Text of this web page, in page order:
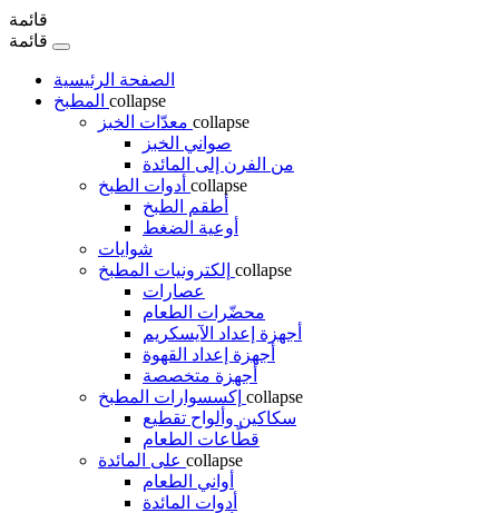
قائمة
قائمة
الصفحة الرئيسية
المطبخ collapse
معدّات الخبز collapse
صواني الخبز
من الفرن إلى المائدة
أدوات الطبخ collapse
أطقم الطبخ
أوعية الضغط
شوايات
إلكترونيات المطبخ collapse
عصارات
محضّرات الطعام
أجهزة إعداد الآيسكريم
أجهزة إعداد القهوة
أجهزة متخصصة
إكسسوارات المطبخ collapse
سكاكين وألواح تقطيع
قطّاعات الطعام
على المائدة collapse
أواني الطعام
أدوات المائدة